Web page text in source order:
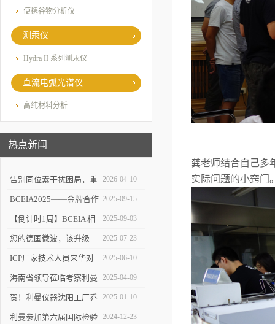
便携谷物分析仪
测汞仪
Hydra II 系列测汞仪
直流电弧光谱仪
高纯材料分析
热点新闻
告别同位素干扰困局，重
塑 ICP-MS 分析新境界！
2026-04-10
BCEIA2025——金牌合作
伙伴的见证
2025-09-15
【倒计时1周】BCEIA 相
约利曼 不见不散 9.10-12
2025-09-03
您的德国微波，该升级
了！
2025-07-23
ICP厂家技术人员来华对
利曼进行培训
2025-06-10
海南省领导莅临考察利曼
仪器沈阳工厂
2025-04-09
贺！利曼仪器沈阳工厂乔
迁新址
2025-01-10
利曼参加第六届国际检验 2024-12-23
龚老师结合自己多
实际问题的小窍门